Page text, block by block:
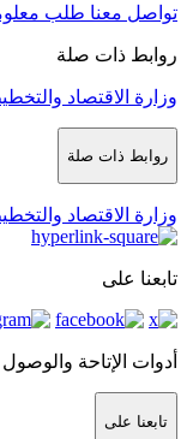
تواصل معنا طلب
روابط ذات صلة
وزارة الاقتصاد
روابط ذات صلة
وزارة الاقتصاد
تابعنا على
أدوات الإتاحة والوصول
تابعنا على